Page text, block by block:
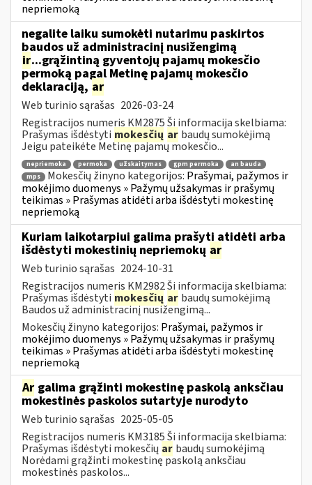
nepriemoką
negalite laiku sumokėti nutarimu paskirtos
baudos už administracinį nusižengimą
ir...grąžintiną gyventojų pajamų mokesčio
permoką pagal Metinę pajamų mokesčio
deklaraciją, ar
Web turinio sąrašas 2026-03-24
Registracijos numeris KM2875 Ši informacija skelbiama:
Prašymas išdėstyti mokesčių ar baudų sumokėjimą
Jeigu pateikėte Metinę pajamų mokesčio...
nepriemoka permoka užskaitymas gpm permoka
an bauda
mps
Mokesčių žinyno kategorijos: Prašymai, pažymos ir
mokėjimo duomenys » Pažymų užsakymas ir prašymų
teikimas » Prašymas atidėti arba išdėstyti mokestinę
nepriemoką
Kuriam laikotarpiui galima prašyti atidėti arba
išdėstyti mokestinių nepriemokų ar
Web turinio sąrašas 2024-10-31
Registracijos numeris KM2982 Ši informacija skelbiama:
Prašymas išdėstyti mokesčių ar baudų sumokėjimą
Baudos už administracinį nusižengimą...
Mokesčių žinyno kategorijos: Prašymai, pažymos ir
mokėjimo duomenys » Pažymų užsakymas ir prašymų
teikimas » Prašymas atidėti arba išdėstyti mokestinę
nepriemoką
Ar galima grąžinti mokestinę paskolą anksčiau
mokestinės paskolos sutartyje nurodyto
Web turinio sąrašas 2025-05-05
Registracijos numeris KM3185 Ši informacija skelbiama:
Prašymas išdėstyti mokesčių ar baudų sumokėjimą
Norėdami grąžinti mokestinę paskolą anksčiau
mokestinės paskolos...